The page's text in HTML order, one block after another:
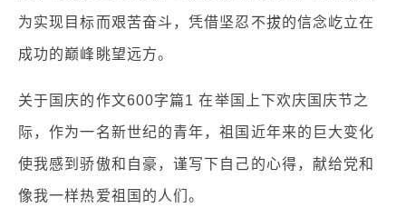
为实现目标而艰苦奋斗，凭借坚忍不拔的信念屹立在
成功的巅峰眺望远方。
关于国庆的作文600字篇1 在举国上下欢庆国庆节之
际，作为一名新世纪的青年，祖国近年来的巨大变化
使我感到骄傲和自豪，谨写下自己的心得，献给党和
像我一样热爱祖国的人们。